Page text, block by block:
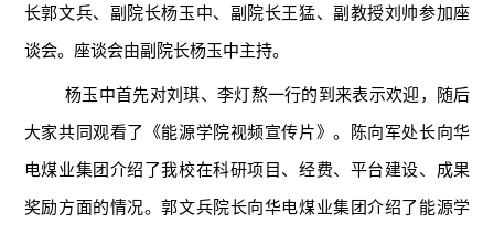
长郭文兵、副院长杨玉中、副院长王猛、副教授刘帅参加座
谈会。座谈会由副院长杨玉中主持。
杨玉中首先对刘琪、李灯熬一行的到来表示欢迎，随后
大家共同观看了《能源学院视频宣传片》。陈向军处长向华
电煤业集团介绍了我校在科研项目、经费、平台建设、成果
奖励方面的情况。郭文兵院长向华电煤业集团介绍了能源学